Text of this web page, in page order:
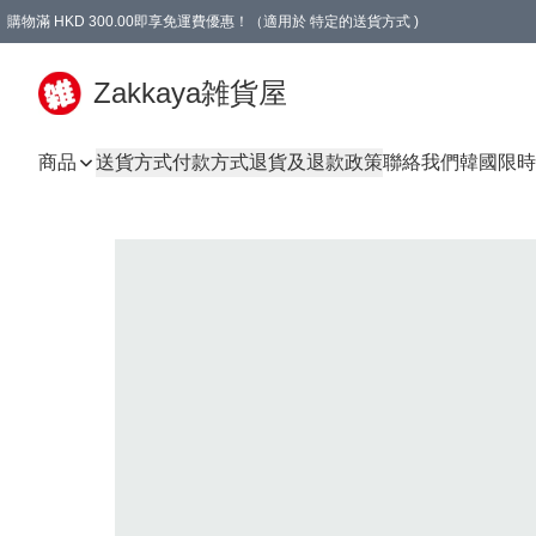
購物滿 HKD 300.00即享免運費優惠！（適用於 特定的送貨方式 )
Zakkaya雑貨屋
商品 送貨方式付款方式退貨及退款政策聯絡我們韓國限時